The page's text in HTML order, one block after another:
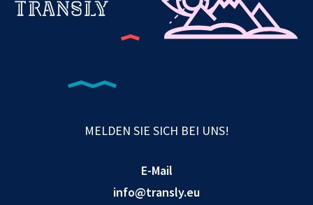
MELDEN SIE SICH BEI UNS!
E-Mail
info@transly.eu